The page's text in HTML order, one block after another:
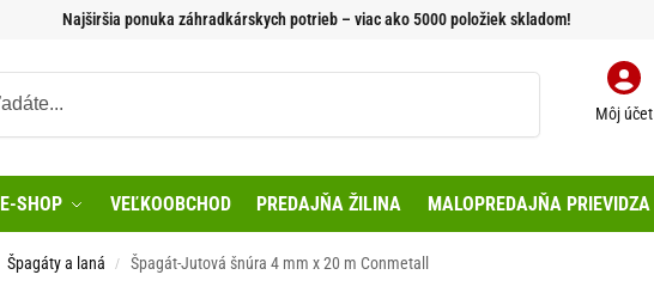
Najširšia ponuka záhradkárskych potrieb – viac ako 5000 položiek skladom!
Môj účet
E-SHOP VEĽKOOBCHOD PREDAJŇA ŽILINA MALOPREDAJŇA PRIEVIDZA
Špagáty a laná / Špagát-Jutová šnúra 4 mm x 20 m Conmetall